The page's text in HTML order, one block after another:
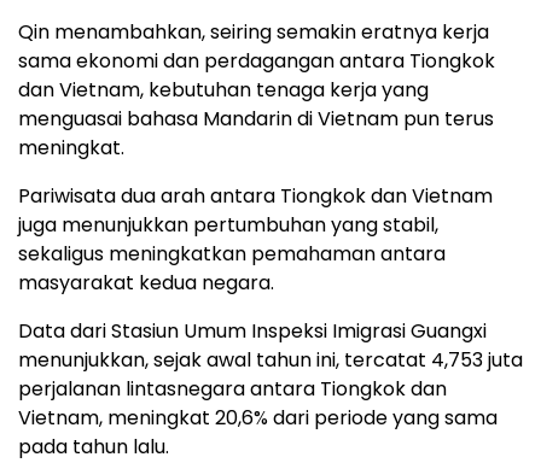
Qin menambahkan, seiring semakin eratnya kerja
sama ekonomi dan perdagangan antara Tiongkok
dan Vietnam, kebutuhan tenaga kerja yang
menguasai bahasa Mandarin di Vietnam pun terus
meningkat.
Pariwisata dua arah antara Tiongkok dan Vietnam
juga menunjukkan pertumbuhan yang stabil,
sekaligus meningkatkan pemahaman antara
masyarakat kedua negara.
Data dari Stasiun Umum Inspeksi Imigrasi Guangxi
menunjukkan, sejak awal tahun ini, tercatat 4,753 juta
perjalanan lintasnegara antara Tiongkok dan
Vietnam, meningkat 20,6% dari periode yang sama
pada tahun lalu.